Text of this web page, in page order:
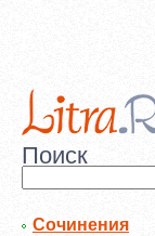
Поиск
Сочинения